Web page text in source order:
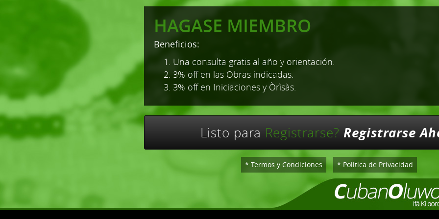
HAGASE MIEMBRO
Beneficios:
1. Una consulta gratis al año y orientación.
2. 3% off en las Obras indicadas.
3. 3% off en Iniciaciones y Òrìsàs.
Listo para Registrarse? Registrarse
* Termos y Condiciones * Politica de Privacidad